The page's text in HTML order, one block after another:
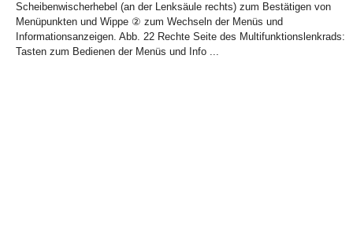
Scheibenwischerhebel (an der Lenksäule rechts) zum Bestätigen von
Menüpunkten und Wippe ② zum Wechseln der Menüs und
Informationsanzeigen. Abb. 22 Rechte Seite des Multifunktionslenkrads:
Tasten zum Bedienen der Menüs und Info ...